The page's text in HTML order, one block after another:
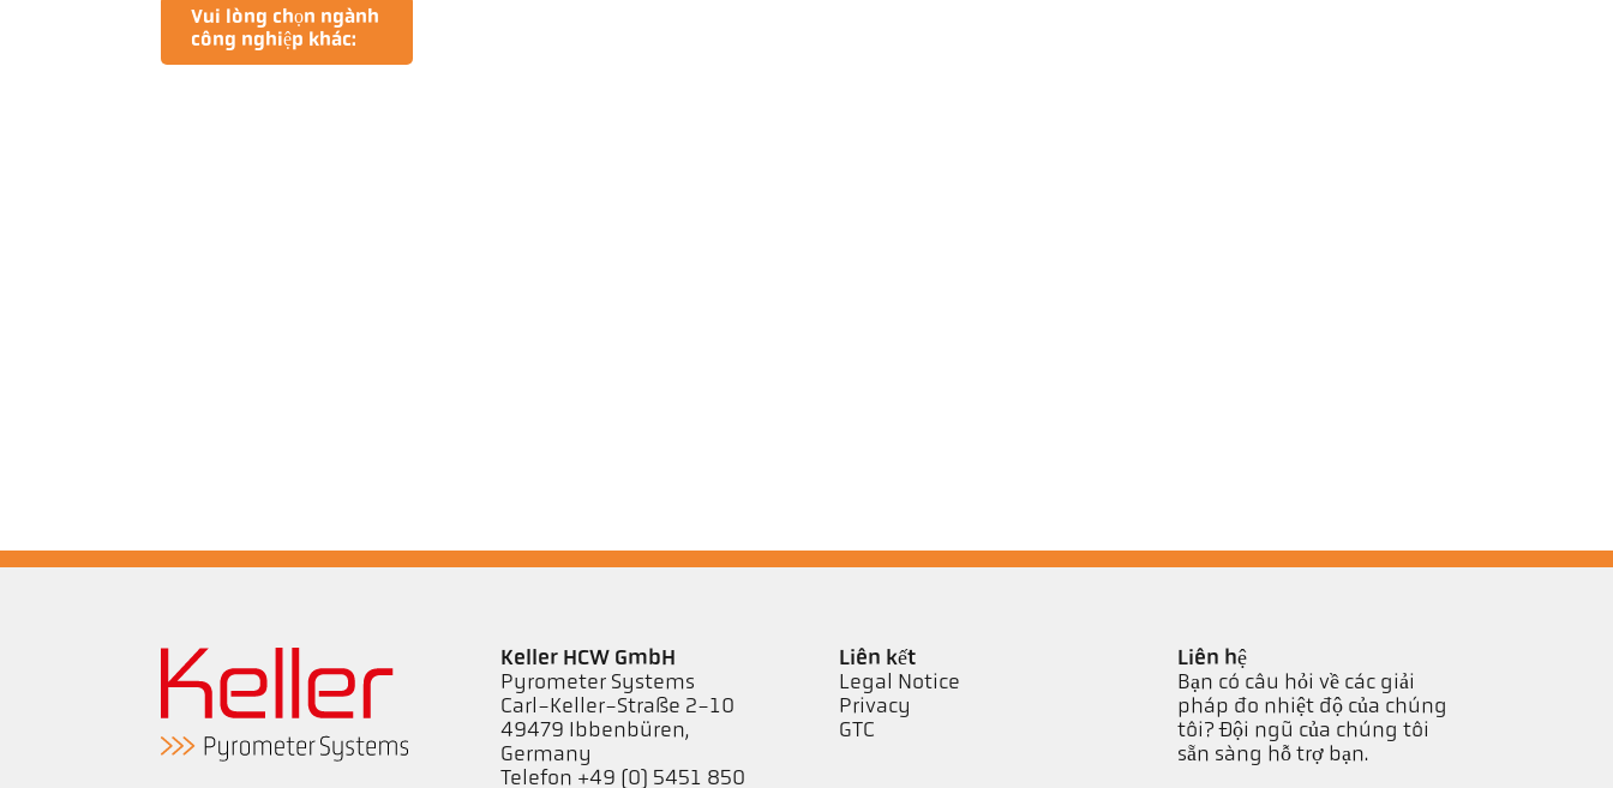
Vui lòng chọn ngành
công nghiệp khác:
Keller HCW GmbH
Pyrometer Systems
Carl-Keller-Straße 2-10
49479 Ibbenbüren,
Germany
Telefon +49 (0) 5451 850
Liên kết
Legal Notice
Privacy
GTC
Liên hệ
Bạn có câu hỏi về các giải
pháp đo nhiệt độ của chúng
tôi? Đội ngũ của chúng tôi
sẵn sàng hỗ trợ bạn.